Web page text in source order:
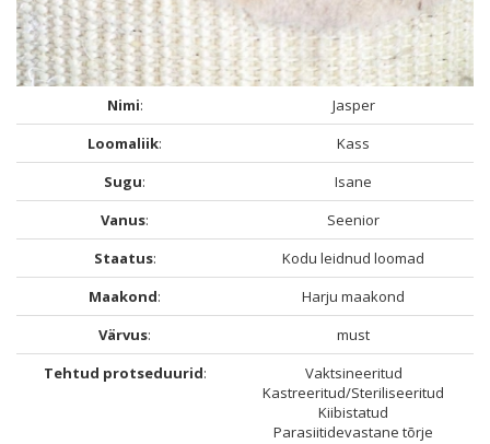
Nimi:
Jasper
Loomaliik:
Kass
Sugu:
Isane
Vanus:
Seenior
Staatus:
Kodu leidnud loomad
Maakond:
Harju maakond
Värvus:
must
Tehtud protseduurid:
Vaktsineeritud
Kastreeritud/Steriliseeritud
Kiibistatud
Parasiitidevastane tõrje